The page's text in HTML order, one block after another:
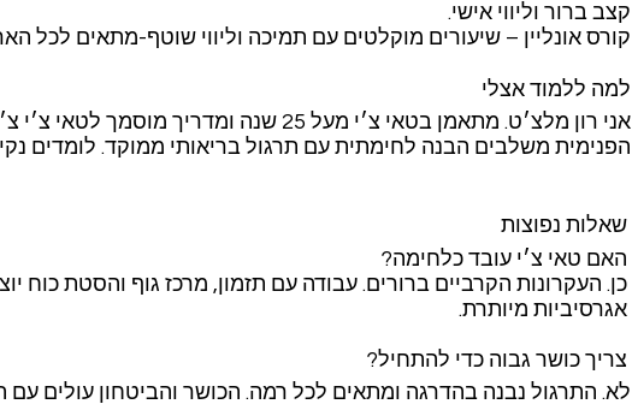
קצב ברור וליווי אישי.
קורס אונליין – שיעורים מוקלטים עם תמיכה וליווי שוטף-מתאים לכל
למה ללמוד אצלי
אני רון מלצ׳ט. מתאמן בטאי צ׳י מעל 25 שנה ומדריך
הפנימית משלבים הבנה לחימתית עם תרגול בריאותי ממוקד. לומדים נקי,
שאלות נפוצות
האם טאי צ׳י עובד כלחימה?
כן. העקרונות הקרביים ברורים. עבודה עם תזמון, מרכז גוף והסטת כוח
אגרסיביות מיותרת.
צריך כושר גבוה כדי להתחיל?
לא. התרגול נבנה בהדרגה ומתאים לכל רמה. הכושר והביטחון עולים